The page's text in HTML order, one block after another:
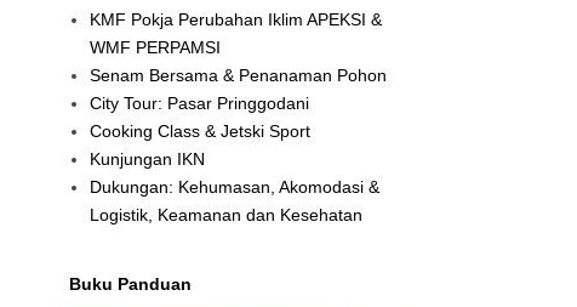
KMF Pokja Perubahan Iklim APEKSI &
WMF PERPAMSI
Senam Bersama & Penanaman Pohon
City Tour: Pasar Pringgodani
Cooking Class & Jetski Sport
Kunjungan IKN
Dukungan: Kehumasan, Akomodasi &
Logistik, Keamanan dan Kesehatan
Buku Panduan